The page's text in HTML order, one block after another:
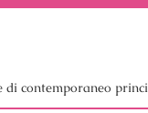
di contemporaneo